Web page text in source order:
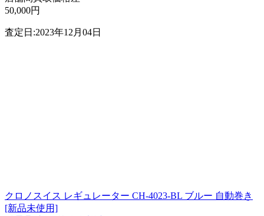
50,000円
査定日:2023年12月04日
クロノスイス レギュレーター CH-4023-BL ブルー 自動巻き
[新品未使用]